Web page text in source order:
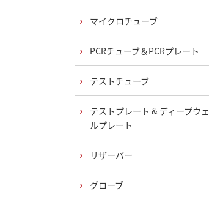
マイクロチューブ
PCRチューブ＆PCRプレート
テストチューブ
テストプレート & ディープウェ
ルプレート
リザーバー
グローブ